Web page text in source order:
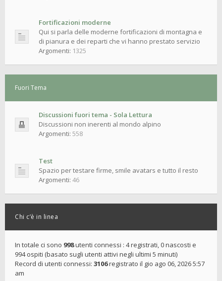
Fortificazioni moderne
Qui si parla delle moderne fortificazioni di montagna e
di pianura e dei reparti che vi hanno prestato servizio
Argomenti: 1325
Fuori Tema
Discussioni fuori tema - Sola Lettura
Discussioni non inerenti al mondo alpino
Argomenti: 558
Test
Spazio per testare firme, smile avatars e tutto il resto
Argomenti: 46
Chi c’è in linea
In totale ci sono 998utenti connessi : 4 registrati, 0 nascosti e
994 ospiti (basato sugli utenti attivi negli ultimi 5 minuti)
Record di utenti connessi: 3106registrato il gio ago 06, 2026 5:57
am